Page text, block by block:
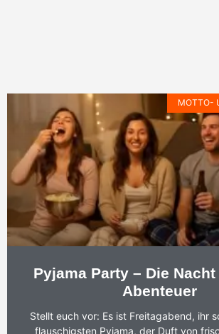
MOTTO-
Pyjama Party – Die
Abenteuer
Stellt euch vor: Es ist Freitagabend, ihr
flauschigsten Pyjama, der Duft von